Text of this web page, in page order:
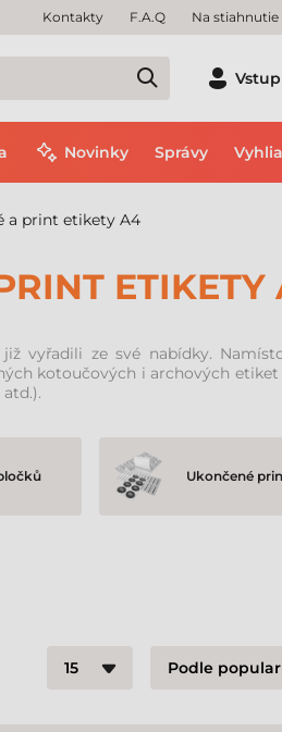
Kontakty F.A.Q Na stiahnutie
Vstup
Novinky Správy
a print etikety A4
ETIKETY
vyřadili ze své nabídky.
kotoučových i archových
Ukončené